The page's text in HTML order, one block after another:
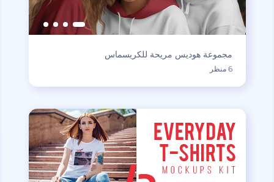
مجموعة هوديس مريحة للكريسماس
6 منظر